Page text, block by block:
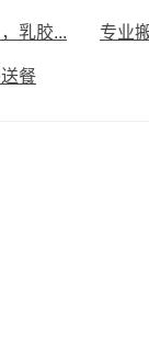
乳胶... 专业
餐